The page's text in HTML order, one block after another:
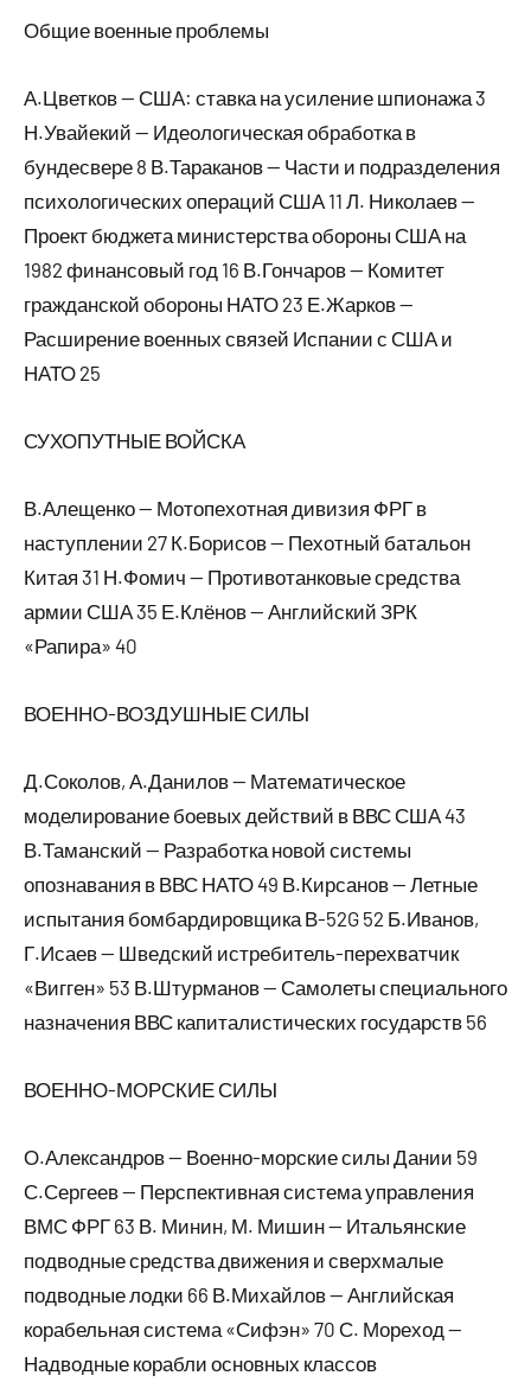
Общие военные проблемы
А.Цветков — США: ставка на усиление шпионажа 3
Н.Увайекий — Идеологическая обработка в
бундесвере 8 В.Тараканов — Части и подразделения
психологических операций США 11 Л. Николаев —
Проект бюджета министерства обороны США на
1982 финансовый год 16 В.Гончаров — Комитет
гражданской обороны НАТО 23 Е.Жарков —
Расширение военных связей Испании с США и
НАТО 25
СУХОПУТНЫЕ ВОЙСКА
В.Алещенко — Мотопехотная дивизия ФРГ в
наступлении 27 К.Борисов — Пехотный батальон
Китая 31 Н.Фомич — Противотанковые средства
армии США 35 Е.Клёнов — Английский ЗРК
«Рапира» 40
ВОЕННО-ВОЗДУШНЫЕ СИЛЫ
Д.Соколов, А.Данилов — Математическое
моделирование боевых действий в ВВС США 43
В.Таманский — Разработка новой системы
опознавания в ВВС НАТО 49 В.Кирсанов — Летные
испытания бомбардировщика В-52G 52 Б.Иванов,
Г.Исаев — Шведский истребитель-перехватчик
«Вигген» 53 В.Штурманов — Самолеты специального
назначения ВВС капиталистических государств 56
ВОЕННО-МОРСКИЕ СИЛЫ
О.Александров — Военно-морские силы Дании 59
С.Сергеев — Перспективная система управления
ВМС ФРГ 63 В. Минин, М. Мишин — Итальянские
подводные средства движения и сверхмалые
подводные лодки 66 В.Михайлов — Английская
корабельная система «Сифэн» 70 С. Мореход —
Надводные корабли основных классов